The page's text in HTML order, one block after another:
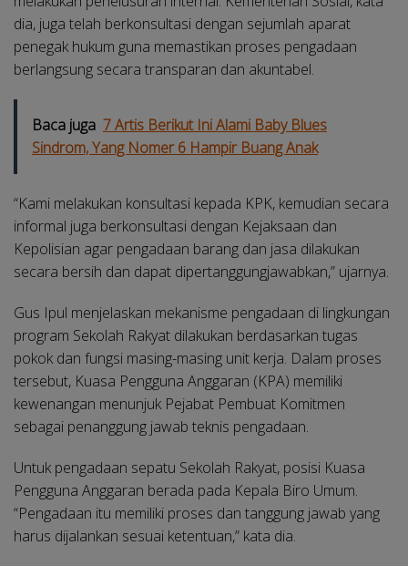
dia, juga telah berkonsultasi dengan sejumlah aparat
penegak hukum guna memastikan proses pengadaan
berlangsung secara transparan dan akuntabel.
Baca juga 7 Artis Berikut Ini Alami Baby Blues
Sindrom, Yang Nomer 6 Hampir Buang Anak
“Kami melakukan konsultasi kepada KPK, kemudian secara
informal juga berkonsultasi dengan Kejaksaan dan
Kepolisian agar pengadaan barang dan jasa dilakukan
secara bersih dan dapat dipertanggungjawabkan,” ujarnya.
Gus Ipul menjelaskan mekanisme pengadaan di lingkungan
program Sekolah Rakyat dilakukan berdasarkan tugas
pokok dan fungsi masing-masing unit kerja. Dalam proses
tersebut, Kuasa Pengguna Anggaran (KPA) memiliki
kewenangan menunjuk Pejabat Pembuat Komitmen
sebagai penanggung jawab teknis pengadaan.
Untuk pengadaan sepatu Sekolah Rakyat, posisi Kuasa
Pengguna Anggaran berada pada Kepala Biro Umum.
“Pengadaan itu memiliki proses dan tanggung jawab yang
harus dijalankan sesuai ketentuan,” kata dia.